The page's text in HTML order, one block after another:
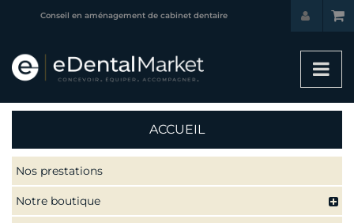
Conseil en aménagement de cabinet dentaire
ACCUEIL
Nos prestations
Notre boutique